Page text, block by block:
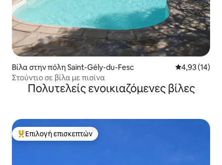
Βίλα στην πόλη Saint-Gély-du-Fesc Μέση
4,93 (14)
Στούντιο σε βίλα με πισίνα
Πολυτελείς ενοικιαζόμενες βίλες
Κορυφαία επιλογή επισκεπτών
Επιλογή επισκεπτών